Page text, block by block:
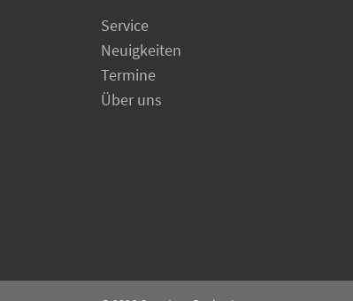
Service
Neuigkeiten
Termine
Über uns